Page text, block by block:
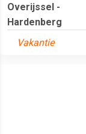
Overijssel -
Hardenberg
Vakantie